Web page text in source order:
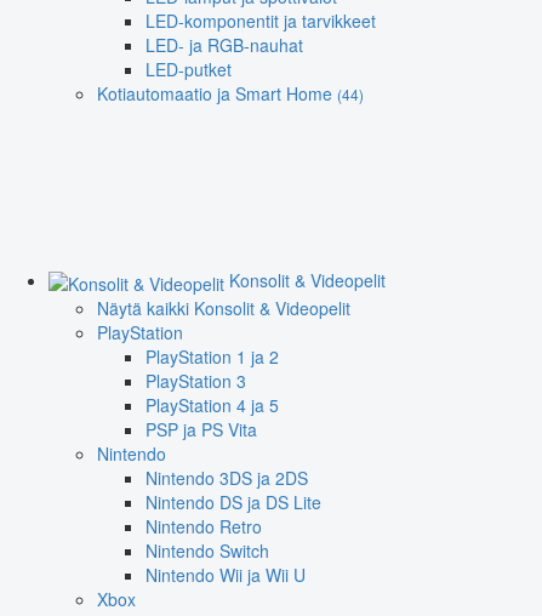
LED-komponentit ja tarvikkeet
LED- ja RGB-nauhat
LED-putket
Kotiautomaatio ja Smart Home (44)
Konsolit & Videopelit
Näytä kaikki Konsolit & Videopelit
PlayStation
PlayStation 1 ja 2
PlayStation 3
PlayStation 4 ja 5
PSP ja PS Vita
Nintendo
Nintendo 3DS ja 2DS
Nintendo DS ja DS Lite
Nintendo Retro
Nintendo Switch
Nintendo Wii ja Wii U
Xbox